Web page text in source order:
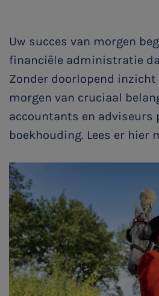
Uw succes van morgen
financiële administratie
Zonder doorlopend
morgen van cruciaal
accountants en adviseurs
boekhouding. Lees er hier